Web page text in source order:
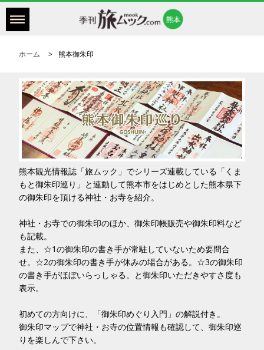
ホーム 熊本御朱印
熊本観光情報誌「旅ムック」でシリーズ連載している「くま
もと御朱印巡り」と連動して熊本市をはじめとした熊本県下
の御朱印を頂ける神社・お寺を紹介。
神社・お寺での御朱印のほか、御朱印帳販売や御朱印料など
も記載。
また、☆1の御朱印の書き手が常駐していないため要問合
せ。☆2の御朱印の書き手が休みの場合がある。☆3の御朱印
の書き手がほぼいらっしゃる。と御朱印いただきやすさ度も
表示。
初めての方向けに、「御朱印めぐり入門」の解説付き。
御朱印マップで神社・お寺の位置情報も確認して、御朱印巡
りを楽しんで下さい。